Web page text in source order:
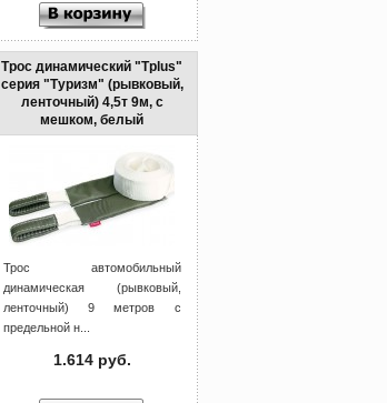
Трос динамический "Tplus"
серия "Туризм" (рывковый,
ленточный) 4,5т 9м, с
мешком, белый
Трос автомобильный
динамическая (рывковый,
ленточный) 9 метров с
предельной н...
1.614 руб.